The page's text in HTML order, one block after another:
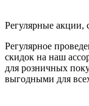
Регулярные акции,
Регулярное
скидок на наш
для розничных
выгодными для